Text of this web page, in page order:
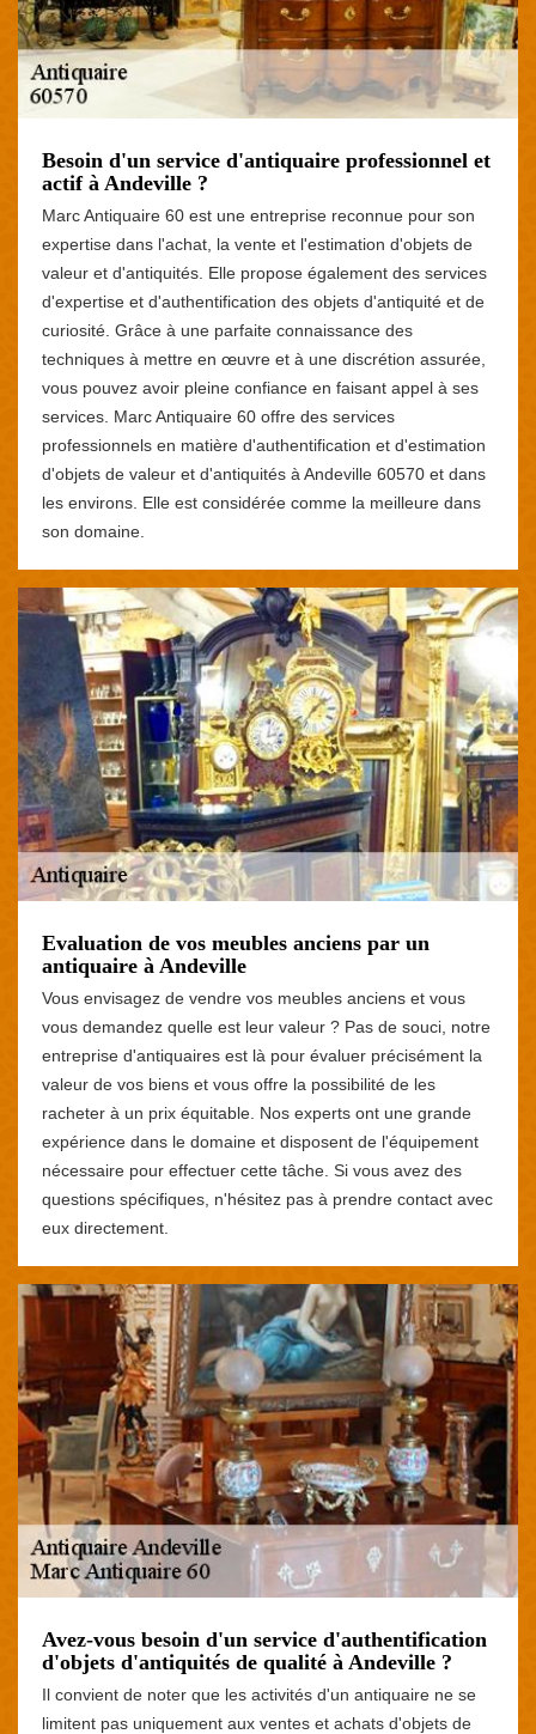
Besoin d'un service d'antiquaire professionnel et
actif à Andeville ?
Marc Antiquaire 60 est une entreprise reconnue pour son
expertise dans l'achat, la vente et l'estimation d'objets de
valeur et d'antiquités. Elle propose également des services
d'expertise et d'authentification des objets d'antiquité et de
curiosité. Grâce à une parfaite connaissance des
techniques à mettre en œuvre et à une discrétion assurée,
vous pouvez avoir pleine confiance en faisant appel à ses
services. Marc Antiquaire 60 offre des services
professionnels en matière d'authentification et d'estimation
d'objets de valeur et d'antiquités à Andeville 60570 et dans
les environs. Elle est considérée comme la meilleure dans
son domaine.
Evaluation de vos meubles anciens par un
antiquaire à Andeville
Vous envisagez de vendre vos meubles anciens et vous
vous demandez quelle est leur valeur ? Pas de souci, notre
entreprise d'antiquaires est là pour évaluer précisément la
valeur de vos biens et vous offre la possibilité de les
racheter à un prix équitable. Nos experts ont une grande
expérience dans le domaine et disposent de l'équipement
nécessaire pour effectuer cette tâche. Si vous avez des
questions spécifiques, n'hésitez pas à prendre contact avec
eux directement.
Avez-vous besoin d'un service d'authentification
d'objets d'antiquités de qualité à Andeville ?
Il convient de noter que les activités d'un antiquaire ne se
limitent pas uniquement aux ventes et achats d'objets de